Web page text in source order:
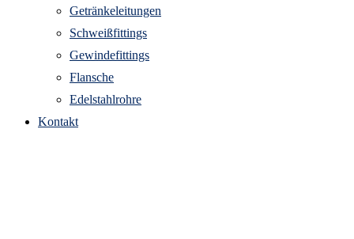
Getränkeleitungen
Schweißfittings
Gewindefittings
Flansche
Edelstahlrohre
Kontakt